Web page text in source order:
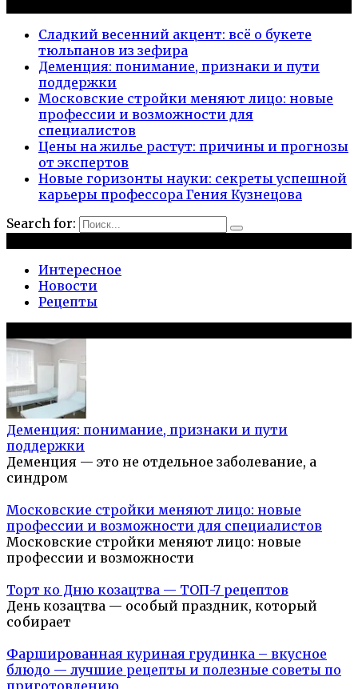
Сладкий весенний акцент: всё о букете
тюльпанов из зефира
Деменция: понимание, признаки и пути
поддержки
Московские стройки меняют лицо: новые
профессии и возможности для
специалистов
Цены на жилье растут: причины и прогнозы
от экспертов
Новые горизонты науки: секреты успешной
карьеры профессора Гения Кузнецова
Search for:
Интересное
Новости
Рецепты
Деменция: понимание, признаки и пути
поддержки
Деменция — это не отдельное заболевание, а
синдром
Московские стройки меняют лицо: новые
профессии и возможности для специалистов
Московские стройки меняют лицо: новые
профессии и возможности
Торт ко Дню козацтва — ТОП-7 рецептов
День козацтва — особый праздник, который
собирает
Фаршированная куриная грудинка – вкусное
блюдо — лучшие рецепты и полезные советы по
приготовлению